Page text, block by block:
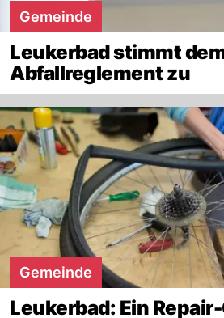
Gemeinde
Leukerbad stimmt
Abfallreglement zu
Gemeinde
Leukerbad: Ein